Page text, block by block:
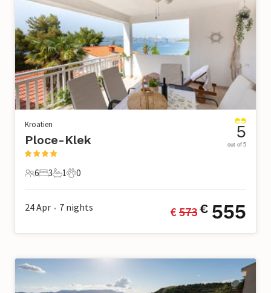
Kroatien
Ploce-Klek
6 Gäste
6
3 Schlafzimmer
3
1 Badezimmer
1
0 Haustiere
0
5
out of 5
24 Apr • 7 nights € 573€ 555